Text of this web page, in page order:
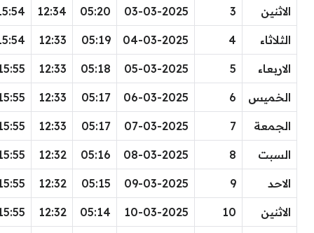
الاثنين 3
03-03-2025
05:20
12:34
الثلاثاء 4
04-03-2025
05:19
12:33
الاربعاء 5
05-03-2025
05:18
12:33
الخميس 6
06-03-2025
05:17
12:33
الجمعة 7
07-03-2025
05:17
12:33
السبت 8
08-03-2025
05:16
12:32
الاحد 9
09-03-2025
05:15
12:32
الاثنين 10
10-03-2025
05:14
12:32